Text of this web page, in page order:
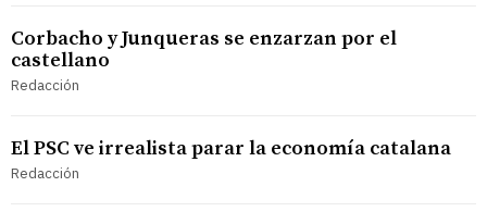
Corbacho y Junqueras se enzarzan por el
castellano
Redacción
El PSC ve irrealista parar la economía catalana
Redacción